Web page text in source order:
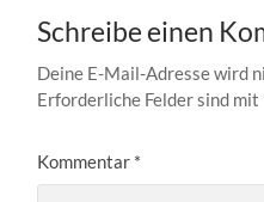
Schreibe einen
Deine E-Mail-Adresse wird
Erforderliche Felder sind mit
Kommentar *